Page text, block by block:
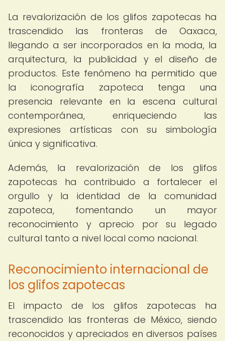
La revalorización de los glifos zapotecas ha
trascendido las fronteras de Oaxaca,
llegando a ser incorporados en la moda, la
arquitectura, la publicidad y el diseño de
productos. Este fenómeno ha permitido que
la iconografía zapoteca tenga una
presencia relevante en la escena cultural
contemporánea, enriqueciendo las
expresiones artísticas con su simbología
única y significativa.
Además, la revalorización de los glifos
zapotecas ha contribuido a fortalecer el
orgullo y la identidad de la comunidad
zapoteca, fomentando un mayor
reconocimiento y aprecio por su legado
cultural tanto a nivel local como nacional.
Reconocimiento internacional de
los glifos zapotecas
El impacto de los glifos zapotecas ha
trascendido las fronteras de México, siendo
reconocidos y apreciados en diversos países